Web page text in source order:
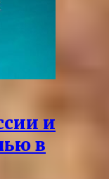
и
в